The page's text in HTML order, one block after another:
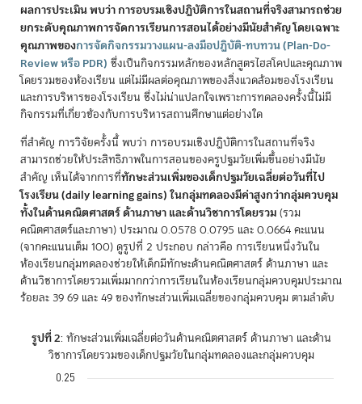
ผลการประเมิน พบว่า การอบรมเชิงปฏิบัติการในสถานที่จริงสามารถช่วย
ยกระดับคุณภาพการจัดการเรียนการสอนได้อย่างมีนัยสำคัญ โดยเฉพาะ
คุณภาพของการจัดกิจกรรมวางแผน-ลงมือปฏิบัติ-ทบทวน (Plan-Do-
Review หรือ PDR) ซึ่งเป็นกิจกรรมหลักของหลักสูตรไฮสโคปและคุณภาพ
โดยรวมของห้องเรียน แต่ไม่มีผลต่อคุณภาพของสิ่งแวดล้อมของโรงเรียน
และการบริหารของโรงเรียน ซึ่งไม่น่าแปลกใจเพราะการทดลองครั้งนี้ไม่มี
กิจกรรมที่เกี่ยวข้องกับการบริหารสถานศึกษาแต่อย่างใด
ที่สำคัญ การวิจัยครั้งนี้ พบว่า การอบรมเชิงปฏิบัติการในสถานที่จริง
สามารถช่วยให้ประสิทธิภาพในการสอนของครูปฐมวัยเพิ่มขึ้นอย่างมีนัย
สำคัญ เห็นได้จากการที่ทักษะส่วนเพิ่มของเด็กปฐมวัยเฉลี่ยต่อวันที่ไป
โรงเรียน (daily learning gains) ในกลุ่มทดลองมีค่าสูงกว่ากลุ่มควบคุม
ทั้งในด้านคณิตศาสตร์ ด้านภาษา และด้านวิชาการโดยรวม(รวม
คณิตศาสตร์และภาษา) ประมาณ 0.0578 0.0795 และ 0.0664 คะแนน
(จากคะแนนเต็ม 100) ดูรูปที่ 2 ประกอบ กล่าวคือ การเรียนหนึ่งวันใน
ห้องเรียนกลุ่มทดลองช่วยให้เด็กมีทักษะด้านคณิตศาสตร์ ด้านภาษา และ
ด้านวิชาการโดยรวมเพิ่มมากกว่าการเรียนในห้องเรียนกลุ่มควบคุมประมาณ
ร้อยละ 39 69 และ 49 ของทักษะส่วนเพิ่มเฉลี่ยของกลุ่มควบคุม ตามลำดับ
รูปที่ 2: ทักษะส่วนเพิ่มเฉลี่ยต่อวันด้านคณิตศาสตร์ ด้านภาษา และด้าน
วิชาการโดยรวมของเด็กปฐมวัยในกลุ่มทดลองและกลุ่มควบคุม
0.25